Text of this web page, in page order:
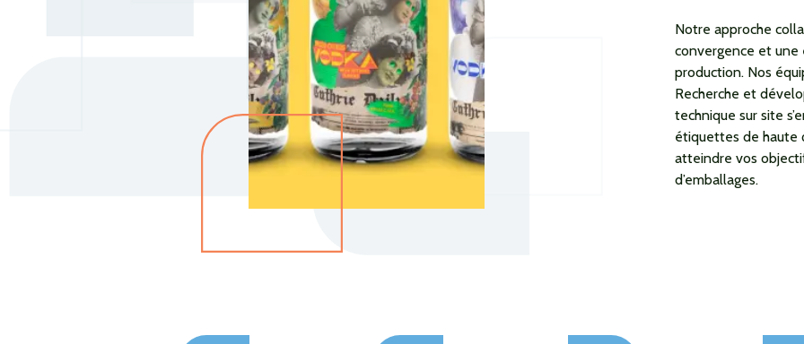
Notre approche
convergence et une
production. Nos
Recherche et
technique sur site
étiquettes de haute
atteindre vos
d’emballages.